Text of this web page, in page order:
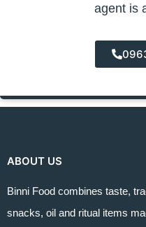
agent is
ABOUT US
Binni Food combines taste,
snacks, oil and ritual items